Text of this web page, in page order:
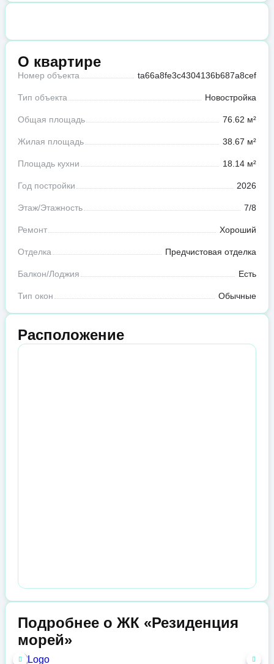
О квартире
Номер объекта ta66a8fe3c4304136b687a8cef
Тип объекта Новостройка
Общая площадь 76.62 м²
Жилая площадь 38.67 м²
Площадь кухни 18.14 м²
Год постройки 2026
Этаж/Этажность 7/8
Ремонт Хороший
Отделка Предчистовая отделка
Балкон/Лоджия Есть
Тип окон Обычные
Расположение
Подробнее о ЖК «Резиденция
морей»